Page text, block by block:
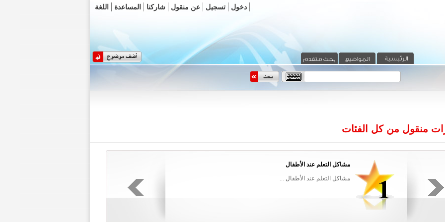
اللغة المساعدة شاركنا عن منقول تسجيل دخول
منقول من كل الفئات
مشاكل التعلم عند الأطفال
مشاكل التعلم عند الأطفال ...
القليل جدا